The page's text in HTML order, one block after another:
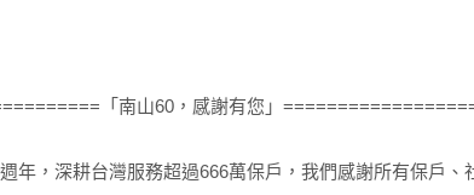
「南山60，感謝有您」
年，深耕台灣服務超過666萬保戶，我們感謝所有保戶